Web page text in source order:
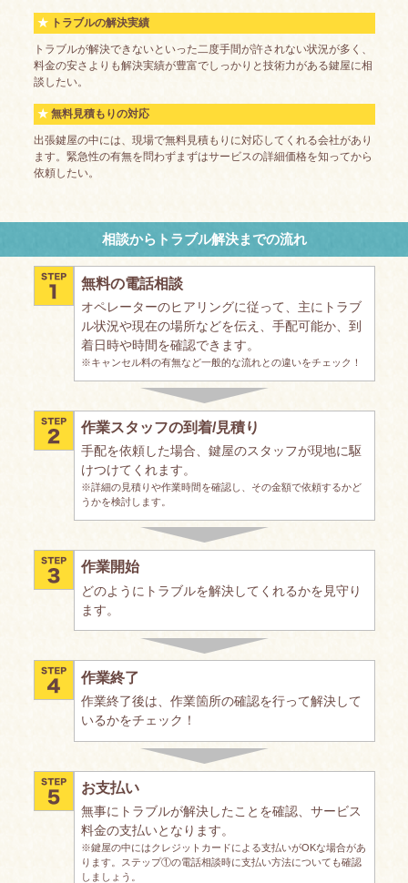
トラブルの解決実績
トラブルが解決できないといった二度手間が許されない状況が多く、
料金の安さよりも解決実績が豊富でしっかりと技術力がある鍵屋に相
談したい。
無料見積もりの対応
出張鍵屋の中には、現場で無料見積もりに対応してくれる会社があり
ます。緊急性の有無を問わずまずはサービスの詳細価格を知ってから
依頼したい。
相談からトラブル解決までの流れ
無料の電話相談
オペレーターのヒアリングに従って、主にトラブ
ル状況や現在の場所などを伝え、手配可能か、到
着日時や時間を確認できます。
※キャンセル料の有無など一般的な流れとの違いをチェック！
作業スタッフの到着/見積り
手配を依頼した場合、鍵屋のスタッフが現地に駆
けつけてくれます。
※詳細の見積りや作業時間を確認し、その金額で依頼するかど
うかを検討します。
作業開始
どのようにトラブルを解決してくれるかを見守り
ます。
作業終了
作業終了後は、作業箇所の確認を行って解決して
いるかをチェック！
お支払い
無事にトラブルが解決したことを確認、サービス
料金の支払いとなります。
※鍵屋の中にはクレジットカードによる支払いがOKな場合があ
ります。ステップ①の電話相談時に支払い方法についても確認
しましょう。